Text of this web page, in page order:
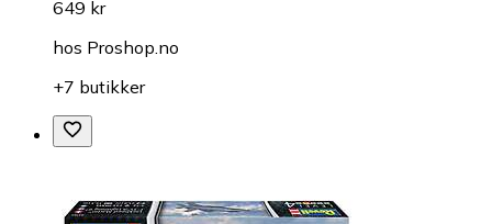
649 kr
hos Proshop.no
+7 butikker